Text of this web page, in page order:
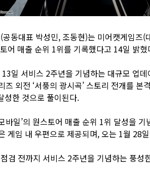
동대표 박성민, 조동현)는 미어캣게임즈
어 매출 순위 1위를 기록했다고 14일 밝혔
13일 서비스 2주년을 기념하는 대규모 업
즈 외전 ‘서풍의 광시곡’ 스토리 전개를
성한 것으로 풀이된다.
바일’의 원스토어 매출 순위 1위 달성을
게임 내 우편으로 제공되며, 오는 1월 28
검 전까지 서비스 2주년을 기념하는 풍성